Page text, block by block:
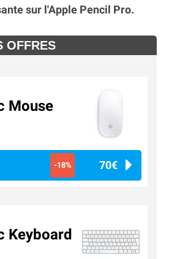
sur l'Apple Pencil Pro.
OFFRES
Mouse
-18% 70€
Keyboard